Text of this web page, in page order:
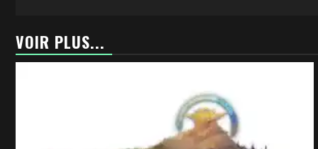
VOIR PLUS...